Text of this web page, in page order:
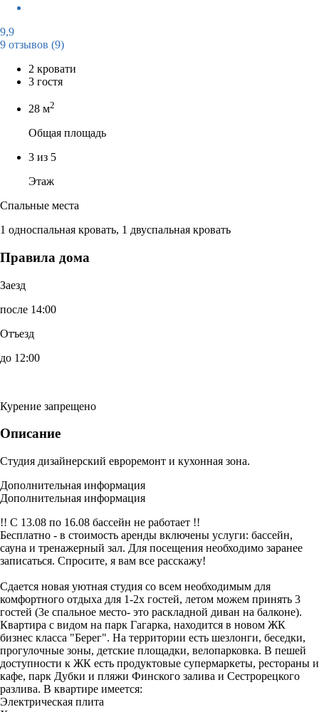
9,9
9 отзывов (9)
2 кровати
3 гостя
28 м2
Общая площадь
3 из 5
Этаж
Спальные места
1 односпальная кровать, 1 двуспальная кровать
Правила дома
Заезд
после 14:00
Отъезд
до 12:00
Курение запрещено
Описание
Студия дизайнерский евроремонт и кухонная зона.
Дополнительная информация
Дополнительная информация
!! С 13.08 по 16.08 бассейн не работает !!
Бесплатно - в стоимость аренды включены услуги: бассейн,
сауна и тренажерный зал. Для посещения необходимо заранее
записаться. Спросите, я вам все расскажу!
Сдается новая уютная студия со всем необходимым для
комфортного отдыха для 1-2х гостей, летом можем принять 3
гостей (3е спальное место- это раскладной диван на балконе).
Квартира с видом на парк Гагарка, находится в новом ЖК
бизнес класса "Берег". На территории есть шезлонги, беседки,
прогулочные зоны, детские площадки, велопарковка. В пешей
доступности к ЖК есть продуктовые супермаркеты, рестораны и
кафе, парк Дубки и пляжи Финского залива и Сестрорецкого
разлива. В квартире имеется:
Электрическая плита